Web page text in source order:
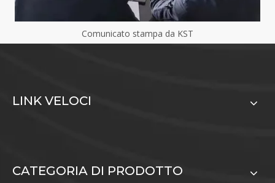
Comunicato stampa da KST
LINK VELOCI
CATEGORIA DI PRODOTTO